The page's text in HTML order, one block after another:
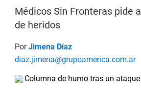
Médicos Sin Fronteras pide
de heridos
PorJimena Díaz
diaz.jimena@grupoamerica.com.ar